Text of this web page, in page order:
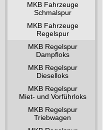
MKB Fahrzeuge
Schmalspur
MKB Fahrzeuge
Regelspur
MKB Regelspur
Dampfloks
MKB Regelspur
Dieselloks
MKB Regelspur
Miet- und Vorführloks
MKB Regelspur
Triebwagen